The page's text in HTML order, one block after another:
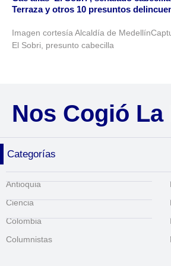
Terraza y otros 10 presuntos
Imagen cortesía Alcaldía de
El Sobri, presunto cabecilla
Nos Cogió La
Categorías
Antioquia
Ciencia
Colombia
Columnistas